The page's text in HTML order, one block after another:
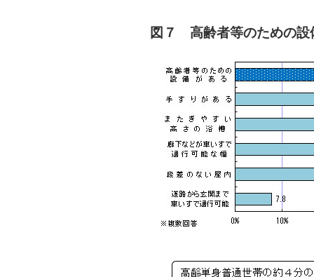
図７ 高齢者等のための設